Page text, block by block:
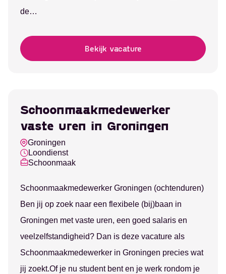
de…
Bekijk vacature
Schoonmaakmedewerker
vaste uren in Groningen
Groningen
Loondienst
Schoonmaak
Schoonmaakmedewerker Groningen (ochtenduren)
Ben jij op zoek naar een flexibele (bij)baan in
Groningen met vaste uren, een goed salaris en
veelzelfstandigheid? Dan is deze vacature als
Schoonmaakmedewerker in Groningen precies wat
jij zoekt.Of je nu student bent en je werk rondom je